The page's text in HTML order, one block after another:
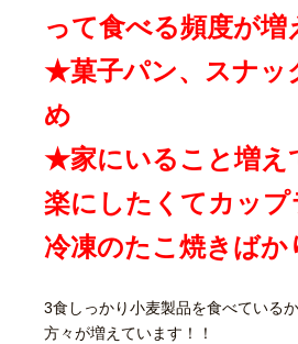
って食べる頻度が増
★菓子パン、スナッ
め
★家にいること増え
楽にしたくてカップ
冷凍のたこ焼きばか
3食しっかり小麦製品を食べている
方々が増えています！！